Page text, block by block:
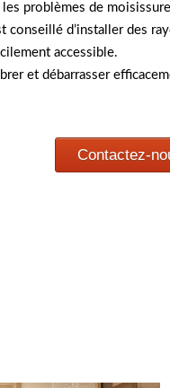
problèmes de
conseillé d’installer des
accessible.
et débarrasser
Contactez-